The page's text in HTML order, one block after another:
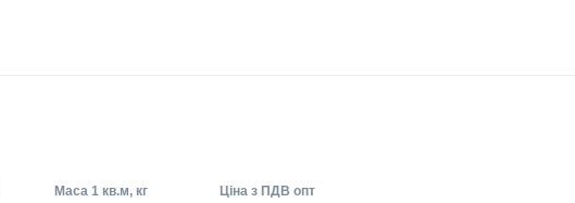
Маса 1 кв.м, кг Ціна з ПДВ опт